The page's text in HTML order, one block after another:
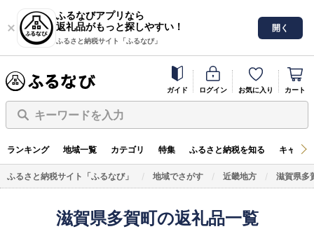
ふるなびアプリなら
返礼品がもっと探しやすい！
ふるさと納税サイト「ふるなび」
開く
ガイド ログイン お気に入り カート
キーワードを入力
ランキング 地域一覧 カテゴリ 特集 ふるさと納税を知る キャン
ふるさと納税サイト「ふるなび」 地域でさがす 近畿地方 滋賀県多
滋賀県多賀町の返礼品一覧